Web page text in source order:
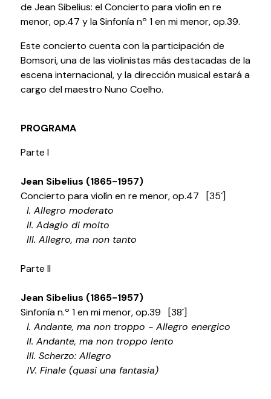
Agenda
Agenda
Suscríbete a la newsletter
Entradas
Histórico
Organiza
Tour Virtual
Servicios
Organizar evento
Testimonios
Últimos Eventos
¿Qué es Baluarte?
Taquilla
Cómo llegar
Contacto
Espacio accesible
de Jean Sibelius: el Concierto para violín en re
menor, op.47 y la Sinfonía nº 1 en mi menor, op.39.
Este concierto cuenta con la participación de
Bomsori, una de las violinistas más destacadas de la
escena internacional, y la dirección musical estará a
cargo del maestro Nuno Coelho.
PROGRAMA
Parte I
Jean Sibelius (1865-1957)
Concierto para violín en re menor, op.47 [35´]
I. Allegro moderato
II. Adagio di molto
III. Allegro, ma non tanto
Parte II
Jean Sibelius (1865-1957)
Sinfonía n.º 1 en mi menor, op.39 [38´]
I. Andante, ma non troppo - Allegro energico
II. Andante, ma non troppo lento
III. Scherzo: Allegro
IV. Finale (quasi una fantasia)